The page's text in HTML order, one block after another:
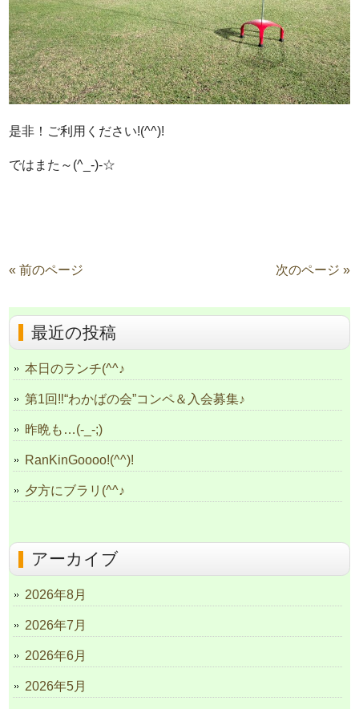
是非！ご利用ください!(^^)!
ではまた～(^_-)-☆
« 前のページ 次のページ »
最近の投稿
本日のランチ(^^♪
第1回‼“わかばの会”コンペ＆入会募集♪
昨晩も…(-_-;)
RanKinGoooo!(^^)!
夕方にブラリ(^^♪
アーカイブ
2026年8月
2026年7月
2026年6月
2026年5月